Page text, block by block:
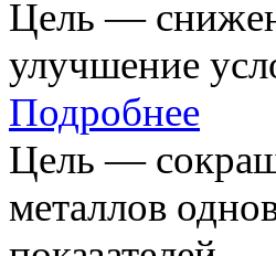
Цель —
улучшение
Подробнее
Цель —
металлов